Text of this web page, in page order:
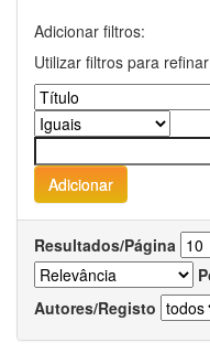
Adicionar filtros:
Utilizar filtros para
Resultados/Página
Autores/Registo